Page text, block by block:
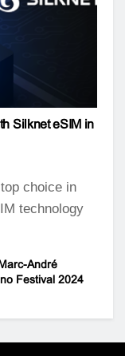
Silknet eSIM in
choice in
technology
André
Festival 2024